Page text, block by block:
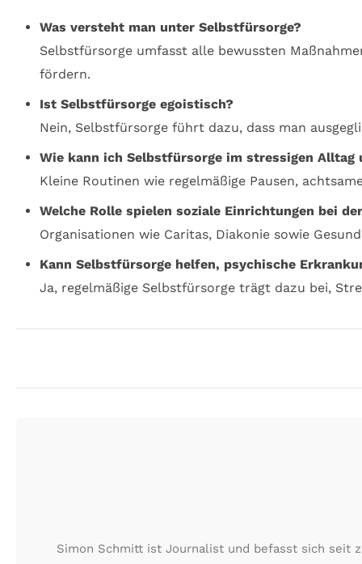
Was versteht man unter Selbstfürsorge?
Selbstfürsorge umfasst alle bewussten
fördern.
Ist Selbstfürsorge egoistisch?
Nein, Selbstfürsorge führt dazu, dass man
Wie kann ich Selbstfürsorge im stressigen Alltag
Kleine Routinen wie regelmäßige Pausen,
Welche Rolle spielen soziale Einrichtungen bei
Organisationen wie Caritas, Diakonie sowie
Kann Selbstfürsorge helfen, psychische
Ja, regelmäßige Selbstfürsorge trägt dazu bei,
Simon Schmitt ist Journalist und befasst sich seit